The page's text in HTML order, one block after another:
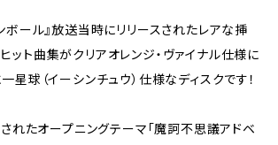
ボール』放送当時にリリースされたレアな挿
ット曲集がクリアオレンジ・ヴァイナル仕様に
星球（イーシンチュウ）仕様なディスクです！
れたオープニングテーマ「魔訶不思議アドベ